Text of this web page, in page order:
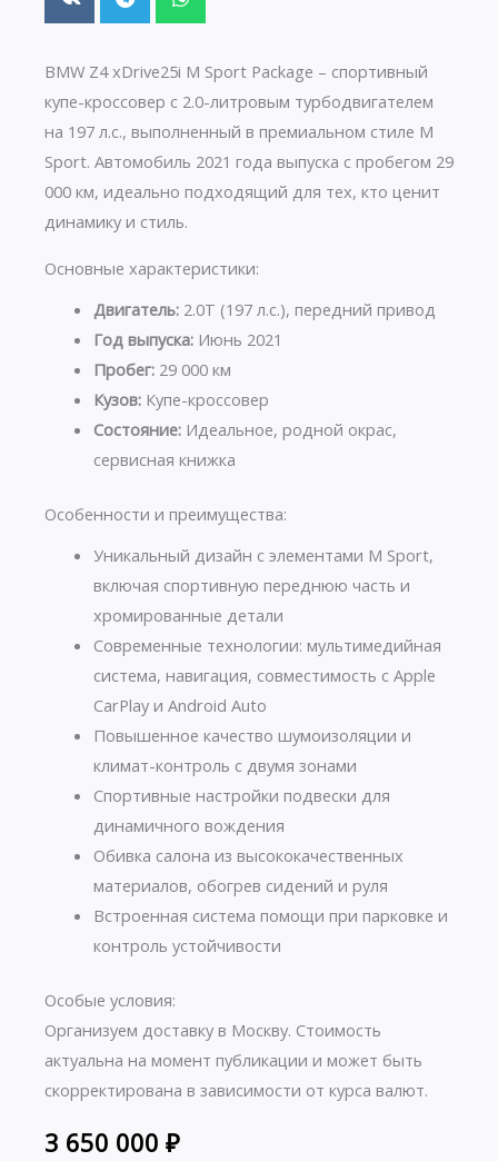
BMW Z4 xDrive25i M Sport Package – спортивный
купе-кроссовер с 2.0-литровым турбодвигателем
на 197 л.с., выполненный в премиальном стиле M
Sport. Автомобиль 2021 года выпуска с пробегом 29
000 км, идеально подходящий для тех, кто ценит
динамику и стиль.
Основные характеристики:
Двигатель:2.0T (197 л.с.), передний привод
Год выпуска:Июнь 2021
Пробег:29 000 км
Кузов:Купе-кроссовер
Состояние:Идеальное, родной окрас,
сервисная книжка
Особенности и преимущества:
Уникальный дизайн с элементами M Sport,
включая спортивную переднюю часть и
хромированные детали
Современные технологии: мультимедийная
система, навигация, совместимость с Apple
CarPlay и Android Auto
Повышенное качество шумоизоляции и
климат-контроль с двумя зонами
Спортивные настройки подвески для
динамичного вождения
Обивка салона из высококачественных
материалов, обогрев сидений и руля
Встроенная система помощи при парковке и
контроль устойчивости
Особые условия:
Организуем доставку в Москву. Стоимость
актуальна на момент публикации и может быть
скорректирована в зависимости от курса валют.
3 650 000 ₽